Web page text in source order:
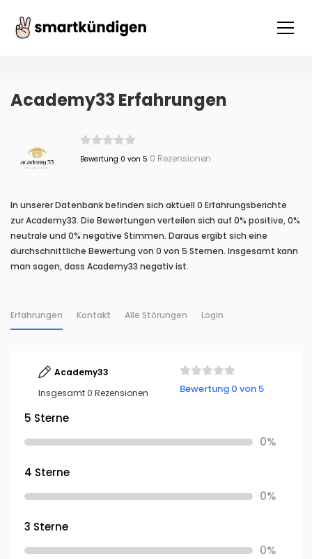
Academy33 Erfahrungen
Bewertung 0 von 5 0 Rezensionen
In unserer Datenbank befinden sich aktuell 0 Erfahrungsberichte
zur Academy33. Die Bewertungen verteilen sich auf 0% positive, 0%
neutrale und 0% negative Stimmen. Daraus ergibt sich eine
durchschnittliche Bewertung von 0 von 5 Sternen. Insgesamt kann
man sagen, dass Academy33 negativ ist.
Erfahrungen Kontakt Alle Störungen Login
Academy33
Insgesamt 0 Rezensionen
Bewertung 0 von 5
5 Sterne
0%
4 Sterne
0%
3 Sterne
0%